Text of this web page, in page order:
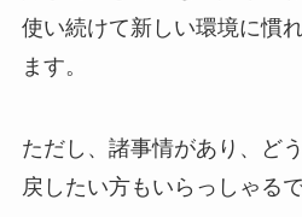
使い続けて新しい環境に慣
ます。
ただし、諸事情があり、ど
戻したい方もいらっしゃるで